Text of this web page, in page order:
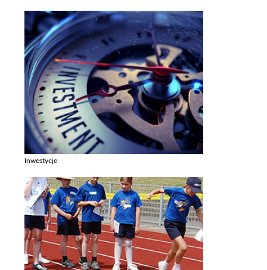
Inwestycje